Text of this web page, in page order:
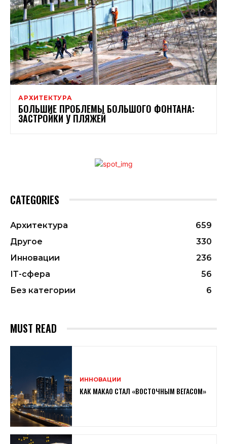
АРХИТЕКТУРА
БОЛЬШИЕ ПРОБЛЕМЫ БОЛЬШОГО ФОНТАНА:
ЗАСТРОЙКИ У ПЛЯЖЕЙ
CATEGORIES
Архитектура
659
Другое
330
Инновации
236
ІТ-сфера
56
Без категории
6
MUST READ
ИННОВАЦИИ
КАК МАКАО СТАЛ «ВОСТОЧНЫМ ВЕГАСОМ»